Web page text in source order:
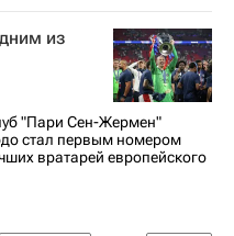
(ПСЖ)
из
"Пари Сен-Жермен"
стал первым номером
вратарей европейского